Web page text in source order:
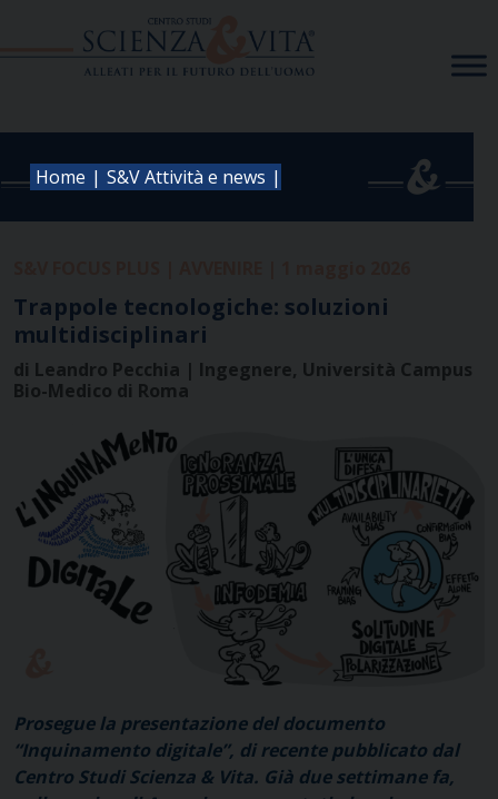
Home | S&V Attività e news |
Trappole tecnologiche: soluzioni
multidisciplinari
di Leandro Pecchia | Ingegnere, Università Campus
Bio-Medico di Roma
Prosegue la presentazione del documento
“Inquinamento digitale”, di recente pubblicato dal
Centro Studi Scienza & Vita. Già due settimane fa,